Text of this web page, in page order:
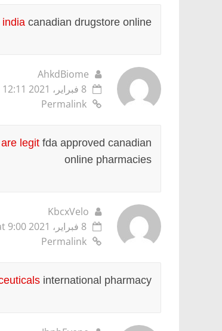
india canadian drugstore online
AhkdBiome
8 فبراير، 2021 at 12:11 ص
Permalink
legit fda approved canadian
online pharmacies
KbcxVelo
8 فبراير، 2021 at 9:00 ص
Permalink
international pharmacy